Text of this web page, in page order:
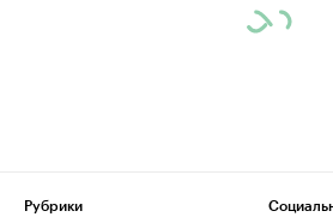
Рубрики